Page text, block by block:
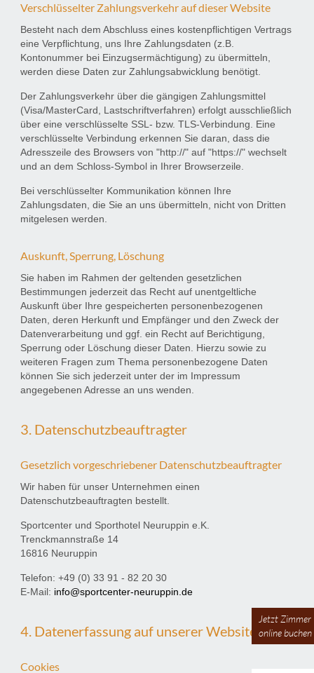
Jetzt Zimmer
online buchen
Verschlüsselter Zahlungsverkehr auf dieser Website
Besteht nach dem Abschluss eines kostenpflichtigen Vertrags
eine Verpflichtung, uns Ihre Zahlungsdaten (z.B.
Kontonummer bei Einzugsermächtigung) zu übermitteln,
werden diese Daten zur Zahlungsabwicklung benötigt.
Der Zahlungsverkehr über die gängigen Zahlungsmittel
(Visa/MasterCard, Lastschriftverfahren) erfolgt ausschließlich
über eine verschlüsselte SSL- bzw. TLS-Verbindung. Eine
verschlüsselte Verbindung erkennen Sie daran, dass die
Adresszeile des Browsers von "http://" auf "https://" wechselt
und an dem Schloss-Symbol in Ihrer Browserzeile.
Bei verschlüsselter Kommunikation können Ihre
Zahlungsdaten, die Sie an uns übermitteln, nicht von Dritten
mitgelesen werden.
Auskunft, Sperrung, Löschung
Sie haben im Rahmen der geltenden gesetzlichen
Bestimmungen jederzeit das Recht auf unentgeltliche
Auskunft über Ihre gespeicherten personenbezogenen
Daten, deren Herkunft und Empfänger und den Zweck der
Datenverarbeitung und ggf. ein Recht auf Berichtigung,
Sperrung oder Löschung dieser Daten. Hierzu sowie zu
weiteren Fragen zum Thema personenbezogene Daten
können Sie sich jederzeit unter der im Impressum
angegebenen Adresse an uns wenden.
3. Datenschutzbeauftragter
Gesetzlich vorgeschriebener Datenschutzbeauftragter
Wir haben für unser Unternehmen einen
Datenschutzbeauftragten bestellt.
Sportcenter und Sporthotel Neuruppin e.K.
Trenckmannstraße 14
16816 Neuruppin
Telefon: +49 (0) 33 91 - 82 20 30
E-Mail: info@sportcenter-neuruppin.de
4. Datenerfassung auf unserer Website
Cookies